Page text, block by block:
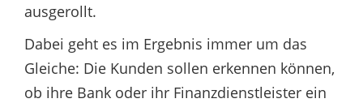
ausgerollt.
Dabei geht es im Ergebnis immer um das
Gleiche: Die Kunden sollen erkennen können,
ob ihre Bank oder ihr Finanzdienstleister ein